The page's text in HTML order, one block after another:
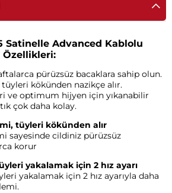
Satinelle Advanced Kablolu
Özellikleri:
pürüzsüz bacaklara sahip olun.
kökünden nazikçe alır.
ve optimum hijyen için yıkanabilir
çok daha kolay.
tüyleri kökünden alır
sayesinde cildiniz pürüzsüz
korur
yakalamak için 2 hız ayarı
yakalamak için 2 hız ayarıyla daha